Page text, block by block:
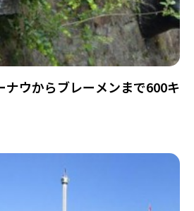
ウからブレーメンまで600キ